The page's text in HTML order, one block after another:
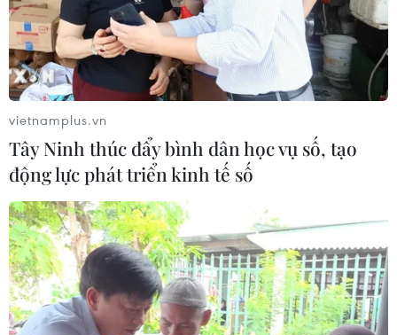
vietnamplus.vn
Tây Ninh thúc đẩy bình dân học vụ số, tạo
động lực phát triển kinh tế số